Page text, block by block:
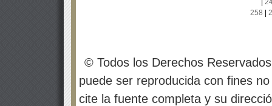
258
© Todos los Derechos
puede ser reproducida con fines
cite la fuente completa y su